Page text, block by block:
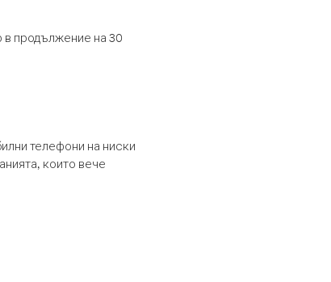
в продължение на 30
телефони на ниски
които вече